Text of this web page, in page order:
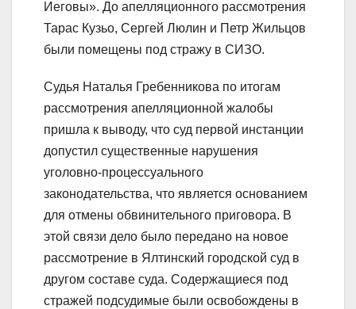
Иеговы». До апелляционного рассмотрения
Тарас Кузьо, Сергей Люлин и Петр Жильцов
были помещены под стражу в СИЗО.
Судья Наталья Гребенникова по итогам
рассмотрения апелляционной жалобы
пришла к выводу, что суд первой инстанции
допустил существенные нарушения
уголовно-процессуального
законодательства, что является основанием
для отмены обвинительного приговора. В
этой связи дело было передано на новое
рассмотрение в Ялтинский городской суд в
другом составе суда. Содержащиеся под
стражей подсудимые были освобождены в